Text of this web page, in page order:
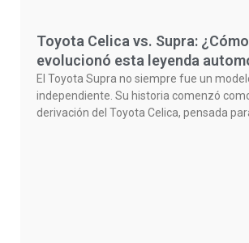
Toyota Celica vs. Supra:
evolucionó esta leyenda
El Toyota Supra no siempre fue un
independiente. Su historia comenzó
derivación del Toyota Celica, pensada